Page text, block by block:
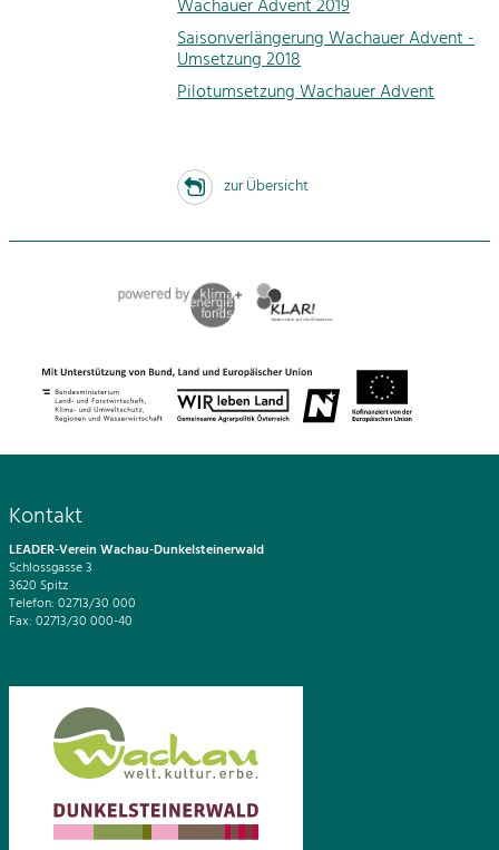
Wachauer Advent 2019
Saisonverlängerung Wachauer Advent -
Umsetzung 2018
Pilotumsetzung Wachauer Advent
zur Übersicht
Kontakt
LEADER-Verein Wachau-Dunkelsteinerwald
Schlossgasse 3
3620 Spitz
Telefon: 02713/30 000
Fax: 02713/30 000-40